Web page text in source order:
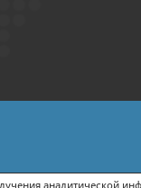
| СОГЛАСИЕ НА
аналитической